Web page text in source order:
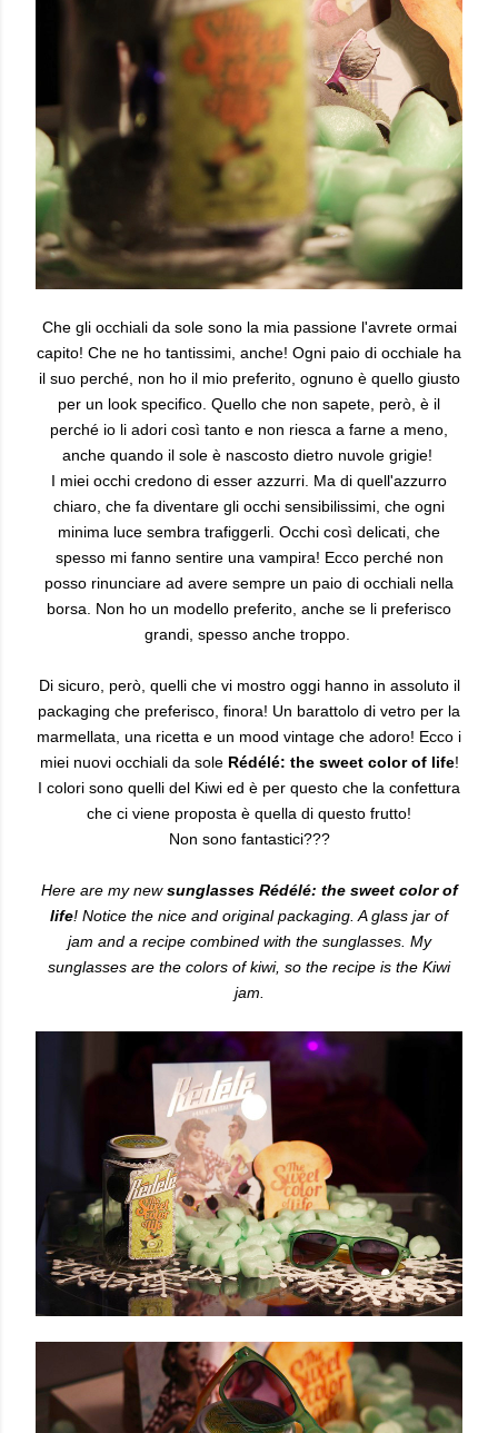
Che gli occhiali da sole sono la mia passione l'avrete ormai
capito! Che ne ho tantissimi, anche! Ogni paio di occhiale ha
il suo perché, non ho il mio preferito, ognuno è quello giusto
per un look specifico. Quello che non sapete, però, è il
perché io li adori così tanto e non riesca a farne a meno,
anche quando il sole è nascosto dietro nuvole grigie!
I miei occhi credono di esser azzurri. Ma di quell'azzurro
chiaro, che fa diventare gli occhi sensibilissimi, che ogni
minima luce sembra trafiggerli. Occhi così delicati, che
spesso mi fanno sentire una vampira! Ecco perché non
posso rinunciare ad avere sempre un paio di occhiali nella
borsa. Non ho un modello preferito, anche se li preferisco
grandi, spesso anche troppo.
Di sicuro, però, quelli che vi mostro oggi hanno in assoluto il
packaging che preferisco, finora! Un barattolo di vetro per la
marmellata, una ricetta e un mood vintage che adoro! Ecco i
miei nuovi occhiali da sole Rédélé: the sweet color of life!
I colori sono quelli del Kiwi ed è per questo che la confettura
che ci viene proposta è quella di questo frutto!
Non sono fantastici???
Here are my newsunglasses Rédélé: the sweet color of
life! Notice the nice and original packaging. A glass jar of
jam and a recipe combined with the sunglasses. My
sunglasses are the colors of kiwi, so the recipe is the Kiwi
jam.